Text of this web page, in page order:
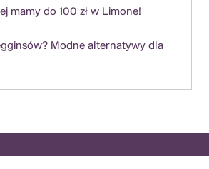
mamy do 100 zł w Limone!
Modne alternatywy dla